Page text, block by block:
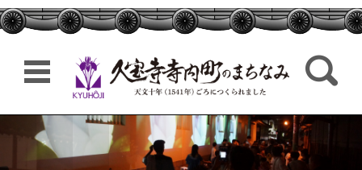
検索:
コンテンツに移動